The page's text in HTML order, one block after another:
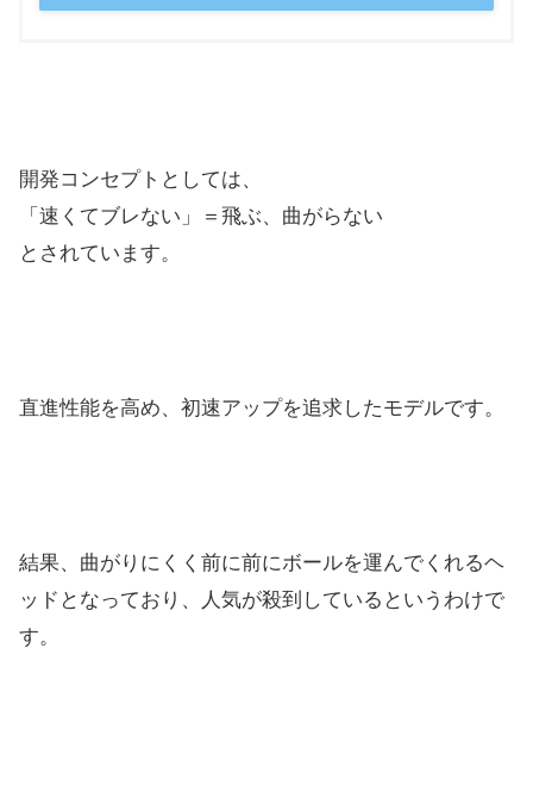
開発コンセプトとしては、
「速くてブレない」＝飛ぶ、曲がらない
とされています。
直進性能を高め、初速アップを追求したモデルです。
結果、曲がりにくく前に前にボールを運んでくれるヘ
ッドとなっており、人気が殺到しているというわけで
す。